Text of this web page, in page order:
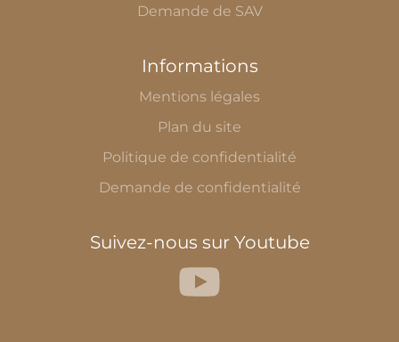
Demande de SAV
Informations
Mentions légales
Plan du site
Politique de confidentialité
Demande de confidentialité
Suivez-nous sur Youtube